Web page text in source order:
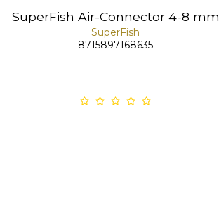
SuperFish Air-Connector 4-8 mm
SuperFish
8715897168635